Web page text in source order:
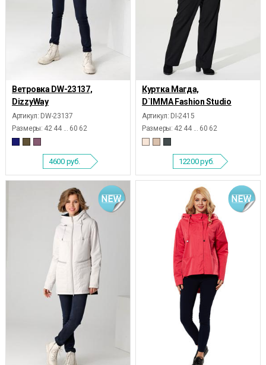
Ветровка DW-23137,
DizzyWay
Артикул: DW-23137
Размеры: 42 44 ... 60 62
4600 руб.
Куртка Магда,
D`IMMA Fashion Studio
Артикул: DI-2415
Размеры: 42 44 ... 60 62
12200руб.